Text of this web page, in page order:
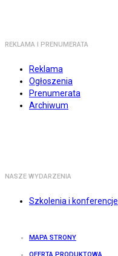
REKLAMA I PRENUMERATA
Reklama
Ogłoszenia
Prenumerata
Archiwum
NASZE WYDARZENIA
Szkolenia i konferencje
MAPA STRONY